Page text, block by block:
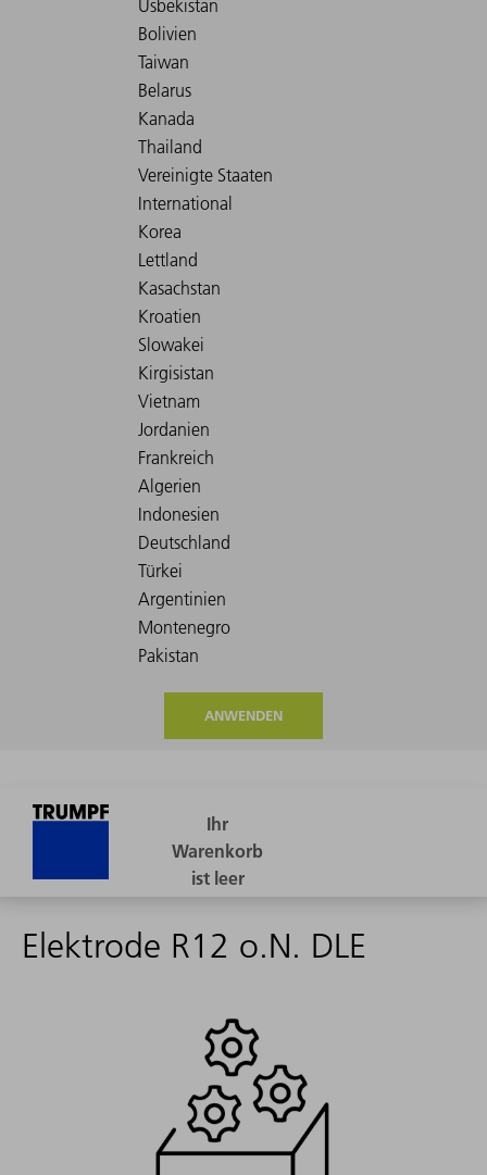
ANWENDEN
Elektrode R12 o.N. DLE